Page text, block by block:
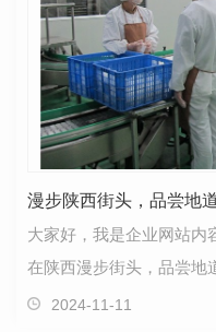
漫步陕西街头，品尝地
大家好，我是企业网站内
在陕西漫步街头，品尝地
验。走在陕西的街头，扑
2024-11-11